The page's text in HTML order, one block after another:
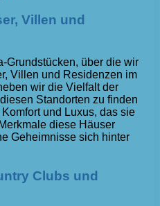
Villen und
Grundstücken, über die wir
Villen und Residenzen im
wir die Vielfalt der
Standorten zu finden
und Luxus, das sie
diese Häuser
Geheimnisse sich hinter
Clubs und